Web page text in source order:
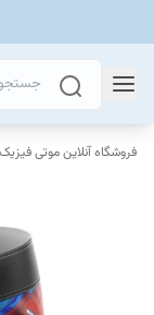
فروشگاه آنلاین موتی